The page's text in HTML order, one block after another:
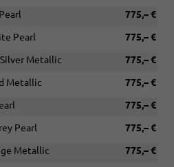
775,– €
775,– €
Pearl
775,– €
Metallic
775,– €
Metallic
775,– €
775,– €
Pearl
775,– €
Metallic